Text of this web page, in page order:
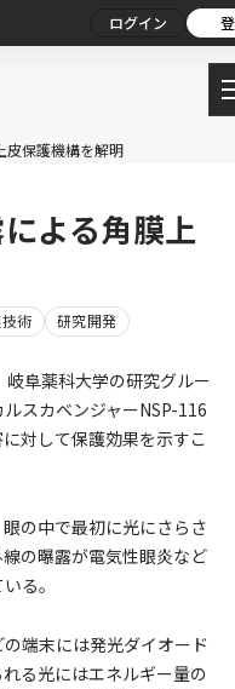
ログイン
皮保護機構を解明
よる角膜上
術 研究開発
岐阜薬科大学の研究グルー
スカベンジャーNSP-116
対して保護効果を示すこ
の中で最初に光にさらさ
の曝露が電気性眼炎など
る。
端末には発光ダイオード
る光にはエネルギー量の